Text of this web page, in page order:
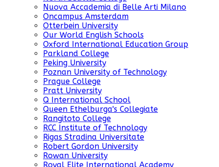
Nuova Accademia di Belle Arti Milano
Oncampus Amsterdam
Otterbein University
Our World English Schools
Oxford International Education Group
Parkland College
Peking University
Poznan University of Technology
Prague College
Pratt University
Q International School
Queen Ethelburga's Collegiate
Rangitoto College
RCC Institute of Technology
Rigas Stradina Universitate
Robert Gordon University
Rowan University
Royal Elite International Academy